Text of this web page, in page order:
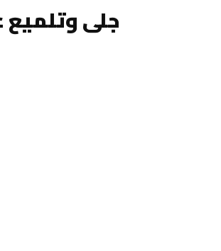
جلى وتلميع